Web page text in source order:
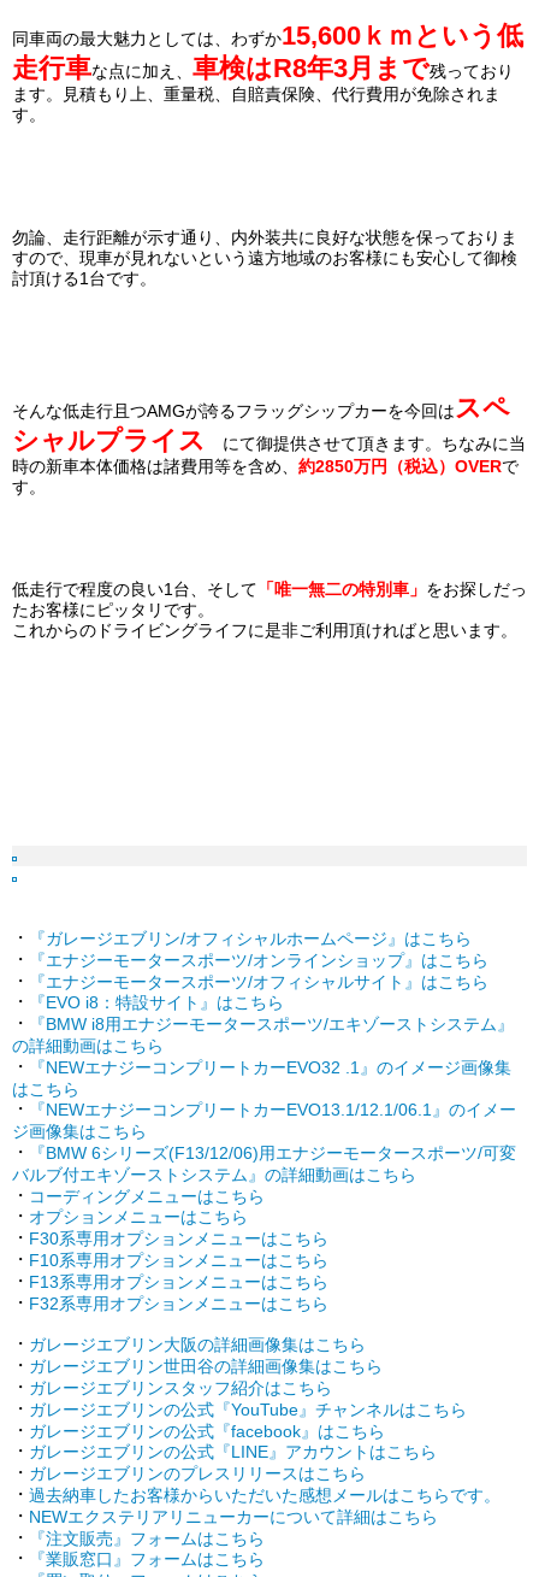
同車両の最大魅力としては、わずか15,600ｋｍという低
走行車な点に加え、 車検はR8年3月まで残っており
ます。見積もり上、重量税、自賠責保険、代行費用が免除されま
す。
勿論、走行距離が示す通り、内外装共に良好な状態を保っておりま
すので、現車が見れないという遠方地域のお客様にも安心して御検
討頂ける1台です。
そんな低走行且つAMGが誇るフラッグシップカーを今回はスペ
シャルプライス
にて御提供させて頂きます。 ちなみに当
時の新車本体価格は諸費用等を含め、 約2850万円（税込）OVERで
す。
低走行で程度の良い1台、そして 「唯一無二の特別車」 をお探しだっ
たお客様にピッタリです。
これからのドライビングライフに是非ご利用頂ければと思います。
・
『ガレージエブリン/オフィシャルホームページ』はこちら
・
『エナジーモータースポーツ/オンラインショップ』はこちら
・
『エナジーモータースポーツ/オフィシャルサイト』はこちら
・
『EVO i8：特設サイト』はこちら
・
『BMW i8用エナジーモータースポーツ/エキゾーストシステム』
の詳細動画はこちら
・
『NEWエナジーコンプリートカーEVO32 .1』のイメージ画像集
はこちら
・
『NEWエナジーコンプリートカーEVO13.1/12.1/06.1』のイメー
ジ画像集はこちら
・
『BMW 6シリーズ(F13/12/06)用エナジーモータースポーツ/可変
バルブ付エキゾーストシステム』の詳細動画はこちら
・ コーディングメニューはこちら
・ オプションメニューはこちら
・ F30系専用オプションメニューはこちら
・ F10系専用オプションメニューはこちら
・ F13系専用オプションメニューはこちら
・ F32系専用オプションメニューはこちら
・ ガレージエブリン大阪の詳細画像集はこちら
・ ガレージエブリン世田谷の詳細画像集はこちら
・ ガレージエブリンスタッフ紹介はこちら
・ ガレージエブリンの公式『YouTube』チャンネルはこちら
・ ガレージエブリンの公式『facebook』はこちら
・ ガレージエブリンの公式『LINE』アカウントはこちら
・ ガレージエブリンのプレスリリースはこちら
・ 過去納車したお客様からいただいた感想メールはこちらです。
・ NEWエクステリアリニューカーについて詳細はこちら
・
『注文販売』フォームはこちら
・
『業販窓口』フォームはこちら